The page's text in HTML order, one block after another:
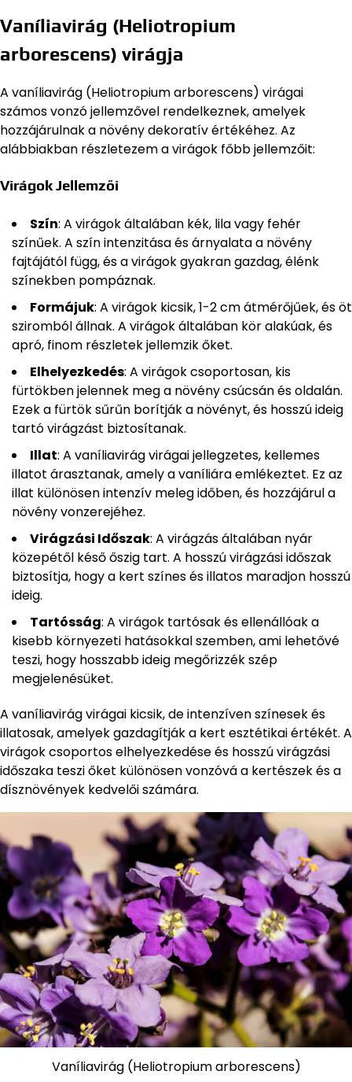
Vaníliavirág (Heliotropium
arborescens) virágja
A vaníliavirág (Heliotropium arborescens) virágai
számos vonzó jellemzővel rendelkeznek, amelyek
hozzájárulnak a növény dekoratív értékéhez. Az
alábbiakban részletezem a virágok főbb jellemzőit:
Virágok Jellemzői
Szín: A virágok általában kék, lila vagy fehér
színűek. A szín intenzitása és árnyalata a növény
fajtájától függ, és a virágok gyakran gazdag, élénk
színekben pompáznak.
Formájuk: A virágok kicsik, 1-2 cm átmérőjűek, és öt
sziromból állnak. A virágok általában kör alakúak, és
apró, finom részletek jellemzik őket.
Elhelyezkedés: A virágok csoportosan, kis
fürtökben jelennek meg a növény csúcsán és oldalán.
Ezek a fürtök sűrűn borítják a növényt, és hosszú ideig
tartó virágzást biztosítanak.
Illat: A vaníliavirág virágai jellegzetes, kellemes
illatot árasztanak, amely a vaníliára emlékeztet. Ez az
illat különösen intenzív meleg időben, és hozzájárul a
növény vonzerejéhez.
Virágzási Időszak: A virágzás általában nyár
közepétől késő őszig tart. A hosszú virágzási időszak
biztosítja, hogy a kert színes és illatos maradjon hosszú
ideig.
Tartósság: A virágok tartósak és ellenállóak a
kisebb környezeti hatásokkal szemben, ami lehetővé
teszi, hogy hosszabb ideig megőrizzék szép
megjelenésüket.
A vaníliavirág virágai kicsik, de intenzíven színesek és
illatosak, amelyek gazdagítják a kert esztétikai értékét. A
virágok csoportos elhelyezkedése és hosszú virágzási
időszaka teszi őket különösen vonzóvá a kertészek és a
dísznövények kedvelői számára.
Vaníliavirág (Heliotropium arborescens)